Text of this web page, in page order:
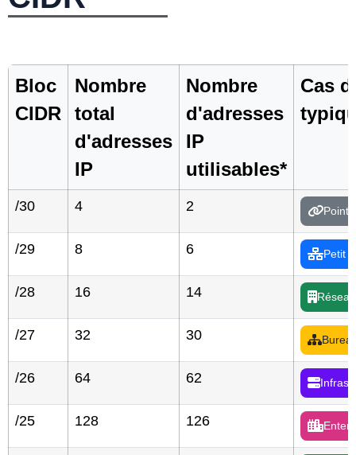
Bloc
CIDR
Nombre
total
d'adresses
IP
Nombre
d'adresses
IP
utilisables*
Cas
/30 4 2 Point
/29 8 6 Petit
/28 16 14
/27 32 30
/26 64 62
/25 128 126